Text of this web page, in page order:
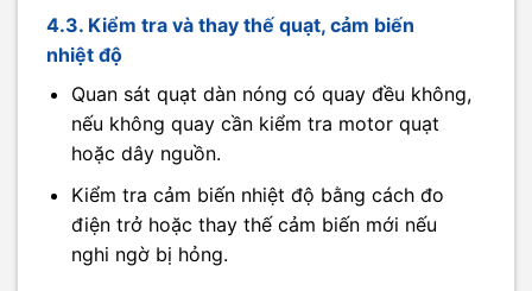
4.3. Kiểm tra và thay thế quạt, cảm biến
nhiệt độ
Quan sát quạt dàn nóng có quay đều không,
nếu không quay cần kiểm tra motor quạt
hoặc dây nguồn.
Kiểm tra cảm biến nhiệt độ bằng cách đo
điện trở hoặc thay thế cảm biến mới nếu
nghi ngờ bị hỏng.